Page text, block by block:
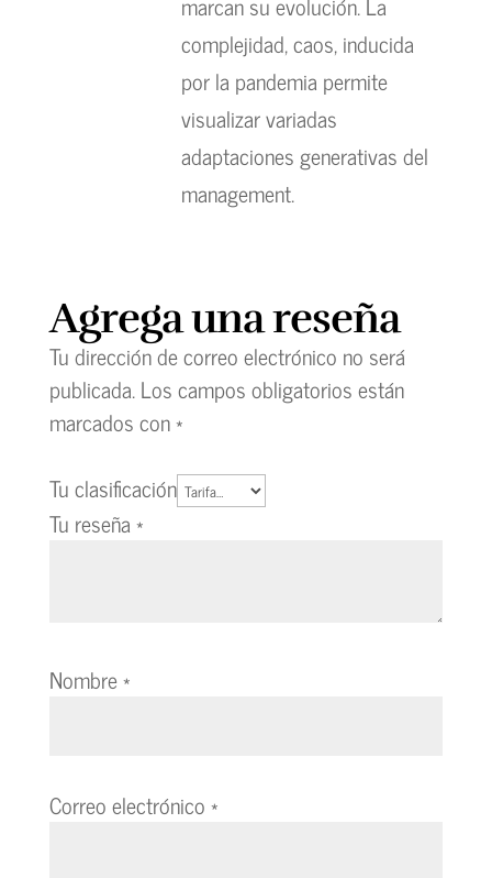
complejidad, caos, inducida
por la pandemia permite
visualizar variadas
adaptaciones generativas del
management.
Agrega una reseña
Tu dirección de correo electrónico no será
publicada.Los campos obligatorios están
marcados con*
Tu clasificación
Tu reseña*
Nombre*
Correo electrónico*